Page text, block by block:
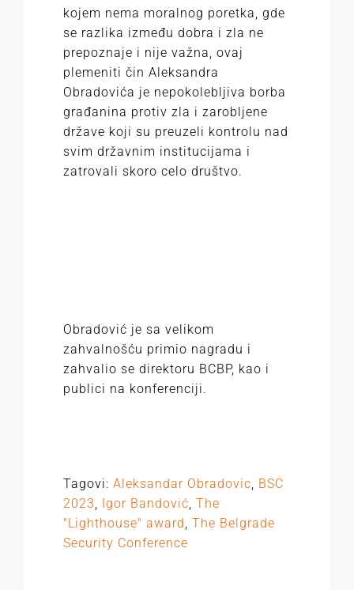
kojem nema moralnog poretka, gde
se razlika između dobra i zla ne
prepoznaje i nije važna, ovaj
plemeniti čin Aleksandra
Obradovića je nepokolebljiva borba
građanina protiv zla i zarobljene
države koji su preuzeli kontrolu nad
svim državnim institucijama i
zatrovali skoro celo društvo.
Obradović je sa velikom
zahvalnošću primio nagradu i
zahvalio se direktoru BCBP, kao i
publici na konferenciji.
Tagovi: Aleksandar Obradovic, BSC
2023, Igor Bandović, The
"Lighthouse" award, The Belgrade
Security Conference